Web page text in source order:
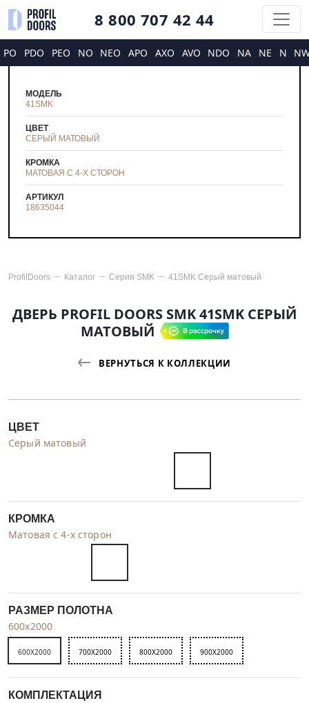
8 800 707 42 44
PO PDO PEO NO NEO APO AXO AVO NDO NA NE N
МОДЕЛЬ
41SMK
ЦВЕТ
СЕРЫЙ МАТОВЫЙ
КРОМКА
МАТОВАЯ С 4-Х СТОРОН
АРТИКУЛ
18635044
ProfilDoors Каталог Серия SMK 41SMK Серый матовый
ДВЕРЬ PROFIL DOORS SMK 41SMK СЕРЫЙ
МАТОВЫЙ
ВЕРНУТЬСЯ К КОЛЛЕКЦИИ
ЦВЕТ
Серый матовый
КРОМКА
Матовая с 4-х сторон
РАЗМЕР ПОЛОТНА
600x2000
600X2000 700X2000 800X2000 900X2000
КОМПЛЕКТАЦИЯ